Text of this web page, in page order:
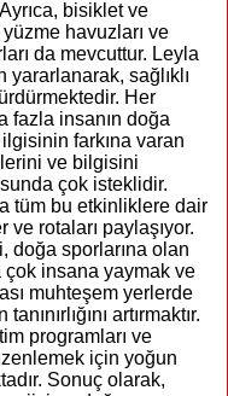
bisiklet ve
havuzları ve
da mevcuttur. Leyla
yararlanarak, sağlıklı
Her
fazla insanın doğa
farkına varan
ve bilgisini
çok isteklidir.
tüm bu etkinliklere dair
ve rotaları paylaşıyor.
doğa sporlarına olan
çok insana yaymak ve
muhteşem yerlerde
artırmaktır.
programları ve
için yoğun
Sonuç olarak,